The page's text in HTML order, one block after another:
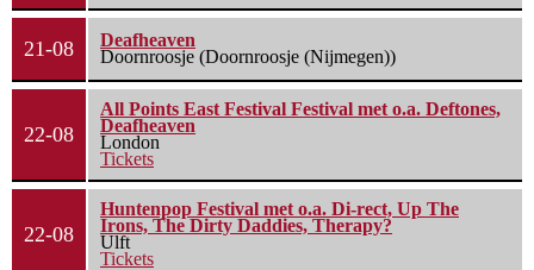
21-08
Deafheaven
Doornroosje (Doornroosje (Nijmegen))
22-08
All Points East Festival Festival met o.a. Deftones,
Deafheaven
London
Tickets
22-08
Huntenpop Festival met o.a. Di-rect, Up The
Irons, The Dirty Daddies, Therapy?
Ulft
Tickets